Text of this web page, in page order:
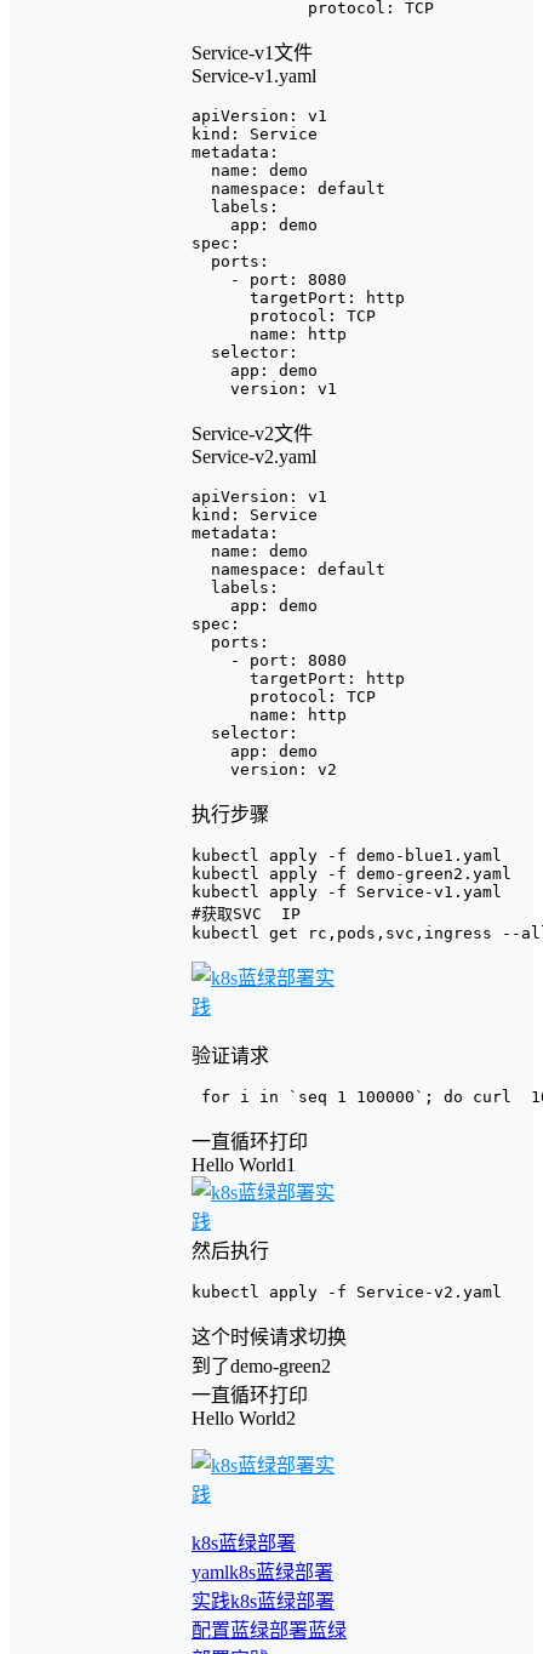
Service-v1文件
Service-v1.yaml
apiVersion: v1
kind: Service
metadata:
  name: demo
  namespace: default
  labels:
    app: demo
spec:
  ports:
    - port: 8080
      targetPort: http
      protocol: TCP
      name: http
  selector:
    app: demo
Service-v2文件
Service-v2.yaml
apiVersion: v1
kind: Service
metadata:
  name: demo
  namespace: default
  labels:
    app: demo
spec:
  ports:
    - port: 8080
      targetPort: http
      protocol: TCP
      name: http
  selector:
    app: demo
执行步骤
kubectl apply -f demo-blue1.yaml
kubectl apply -f demo-green2.yaml
kubectl apply -f Service-v1.yaml
#获取SVC  IP
验证请求
for i in `seq 1 100000`; do curl
一直循环打印
Hello World1
然后执行
这个时候请求切换
到了demo-green2
一直循环打印
Hello World2
k8s蓝绿部署
yamlk8s蓝绿部署
实践k8s蓝绿部署
配置蓝绿部署蓝绿